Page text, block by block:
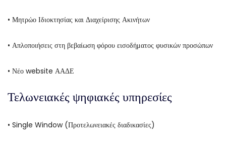
• Μητρώο Ιδιοκτησίας και Διαχείρισης Ακινήτων
• Απλοποιήσεις στη βεβαίωση φόρου εισοδήματος φυσικών προσώπων
• Νέο website ΑΑΔΕ
Τελωνειακές ψηφιακές υπηρεσίες
• Single Window (Προτελωνειακές διαδικασίες)